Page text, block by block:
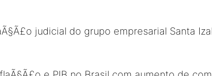
judicial do grupo empresarial Santa